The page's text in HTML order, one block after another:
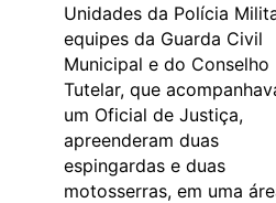
Unidades da Polícia
equipes da Guarda Civil
Municipal e do Conselho
Tutelar, que
um Oficial de Justiça,
apreenderam duas
espingardas e duas
motosserras, em uma